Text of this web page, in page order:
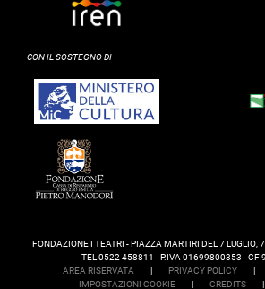
CON IL SOSTEGNO DI
FONDAZIONE I TEATRI - PIAZZA MARTIRI DEL 7 LUGLIO,
TEL 0522 458811 - P.IVA 01699800353 - CF
AREA RISERVATA
| PRIVACY POLICY |
IMPOSTAZIONI COOKIE
| CREDITS |